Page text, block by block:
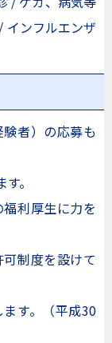
インフルエンザ
者）の応募も
。
利厚生に力を
制度を設けて
す。（平成30